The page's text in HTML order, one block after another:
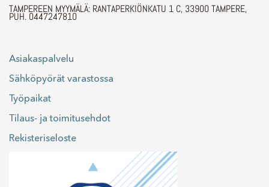
TAMPEREEN MYYMÄLÄ: RANTAPERKIÖNKATU 1 C, 33900 TAMPERE,
PUH. 0447247810
Asiakaspalvelu
Sähköpyörät varastossa
Työpaikat
Tilaus- ja toimitusehdot
Rekisteriseloste